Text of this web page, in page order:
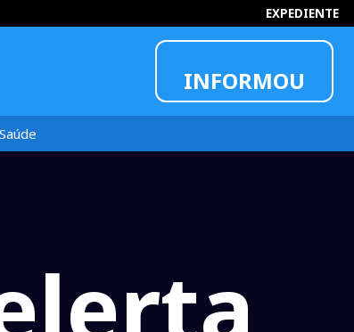
EXPEDIENTE
10:14:49
INFORMOU
Saúde